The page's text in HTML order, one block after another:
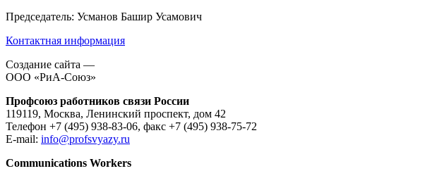
Председатель: Усманов Башир Усамович
Контактная информация
Создание сайта —
ООО «РиА-Союз»
Профсоюз работников связи России
119119, Москва, Ленинский проспект, дом 42
Телефон +7 (495) 938-83-06, факс +7 (495) 938-75-72
E-mail: info@profsvyazy.ru
Communications Workers